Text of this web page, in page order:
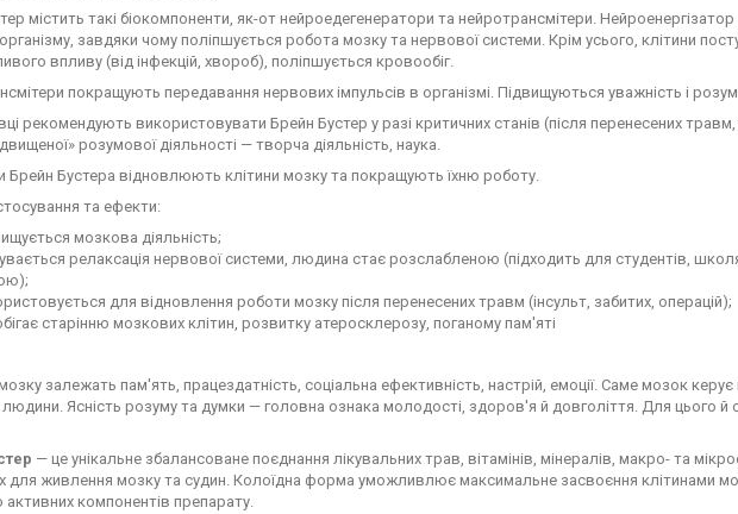
містить такі біокомпоненти, як-от нейроедегенератори та нейротрансмітери. Нейроенергізатор
завдяки чому поліпшується робота мозку та нервової системи. Крім усього, клітини
впливу (від інфекцій, хвороб), поліпшується кровообіг.
покращують передавання нервових імпульсів в організмі. Підвищуються уважність і
рекомендують використовувати Брейн Бустер у разі критичних станів (після перенесених
розумової діяльності — творча діяльність, наука.
Брейн Бустера відновлюють клітини мозку та покращують їхню роботу.
та ефекти:
мозкова діяльність;
релаксація нервової системи, людина стає розслабленою (підходить для студентів,
для відновлення роботи мозку після перенесених травм (інсульт, забитих, операцій);
старінню мозкових клітин, розвитку атеросклерозу, поганому пам'яті
залежать пам'ять, працездатність, соціальна ефективність, настрій, емоції. Саме мозок
людини. Ясність розуму та думки — головна ознака молодості, здоров'я й довголіття. Для цього й
— це унікальне збалансоване поєднання лікувальних трав, вітамінів, мінералів, макро- та
для живлення мозку та судин. Колоїдна форма уможливлює максимальне засвоєння клітинами
активних компонентів препарату.